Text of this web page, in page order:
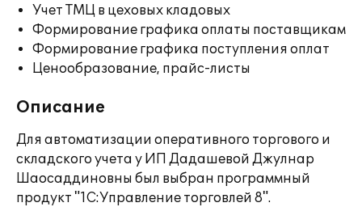
Учет ТМЦ в цеховых кладовых
Формирование графика оплаты поставщикам
Формирование графика поступления оплат
Ценообразование, прайс-листы
Описание
Для автоматизации оперативного торгового и
складского учета у ИП Дадашевой Джулнар
Шаосаддиновны был выбран программный
продукт "1С:Управление торговлей 8".